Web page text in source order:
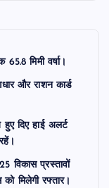
मिमी वर्षा।
और राशन कार्ड
हुए दिए हाई अलर्ट
विकास प्रस्तावों
मिलेगी रफ्तार।